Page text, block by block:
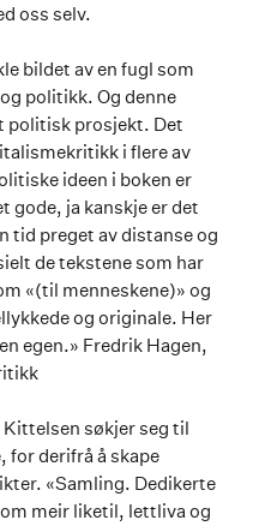
oss selv.
bildet av en fugl som
politikk. Og denne
politisk prosjekt. Det
i flere av
ideen i boken er
gode, ja kanskje er det
tid preget av distanse og
de tekstene som har
«(til menneskene)» og
og originale. Her
egen.» Fredrik Hagen,
søkjer seg til
for derifrå å skape
«Samling. Dedikerte
meir liketil, lettliva og